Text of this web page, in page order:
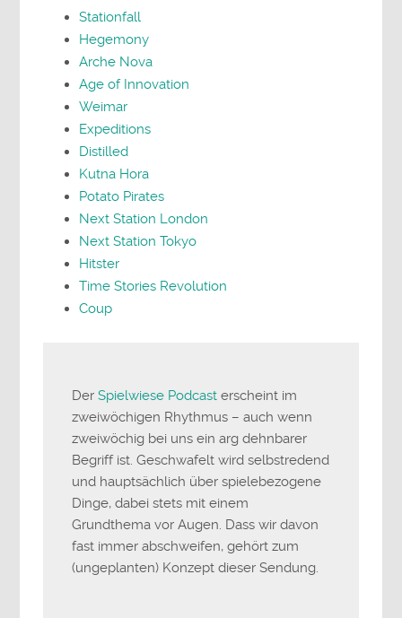
Stationfall
Hegemony
Arche Nova
Age of Innovation
Weimar
Expeditions
Distilled
Kutna Hora
Potato Pirates
Next Station London
Next Station Tokyo
Hitster
Time Stories Revolution
Coup
DerSpielwiese Podcast erscheint im
zweiwöchigen Rhythmus – auch wenn
zweiwöchig bei uns ein arg dehnbarer
Begriff ist. Geschwafelt wird selbstredend
und hauptsächlich über spielebezogene
Dinge, dabei stets mit einem
Grundthema vor Augen. Dass wir davon
fast immer abschweifen, gehört zum
(ungeplanten) Konzept dieser Sendung.